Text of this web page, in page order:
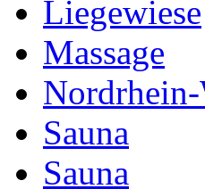
Liegewiese
Massage
Sauna
Sauna